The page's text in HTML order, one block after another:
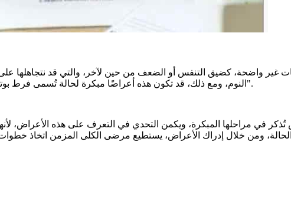
غير واضحة، كضيق التنفس أو الضعف من حين لآخر، والتي قد نتجاهلها على
النوم، ومع ذلك، قد تكون هذه أعراضًا مبكرة لحالة تُسمى فرط بوتاسيوم الدم، وفقًا لتقرير موقع "تايمز أوف انديا".
ما تتطور دون أعراض تُذكر في مراحلها المبكرة، ويكمن التحدي في التعرف على هذه
ومن خلال إدراك الأعراض، يستطيع مرضى الكلى المزمن اتخاذ